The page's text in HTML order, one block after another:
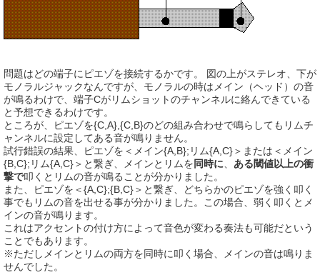
問題はどの端子にピエゾを接続するかです。 図の上がステレオ、下が
モノラルジャックなんですが、モノラルの時はメイン（ヘッド）の音
が鳴るわけで、端子Cがリムショットのチャンネルに絡んできている
と予想できるわけです。
ところが、ピエゾを{C,A},{C,B}のどの組み合わせで鳴らしてもリムチ
ャンネルに設定してある音が鳴りません。
試行錯誤の結果、ピエゾを＜メイン{A,B};リム{A,C}＞または＜メイン
{B,C};リム{A,C}＞と繋ぎ、メインとリムを同時に、 ある閾値以上の衝
撃で叩くとリムの音が鳴ることが分かりました。
また、ピエゾを＜{A,C};{B,C}＞と繋ぎ、どちらかのピエゾを強く叩く
事でもリムの音を出せる事が分かりました。この場合、弱く叩くとメ
インの音が鳴ります。
これはアクセントの付け方によって音色が変わる奏法も可能だという
ことでもあります。
※ただしメインとリムの両方を同時に叩く場合、メインの音は鳴りま
せんでした。